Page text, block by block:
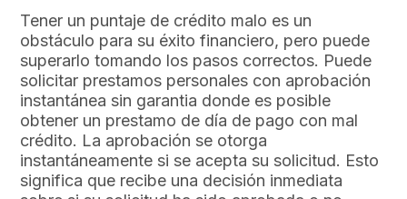
Tener un puntaje de crédito malo es un
obstáculo para su éxito financiero, pero puede
superarlo tomando los pasos correctos. Puede
solicitar prestamos personales con aprobación
instantánea sin garantia donde es posible
obtener un prestamo de día de pago con mal
crédito. La aprobación se otorga
instantáneamente si se acepta su solicitud. Esto
significa que recibe una decisión inmediata